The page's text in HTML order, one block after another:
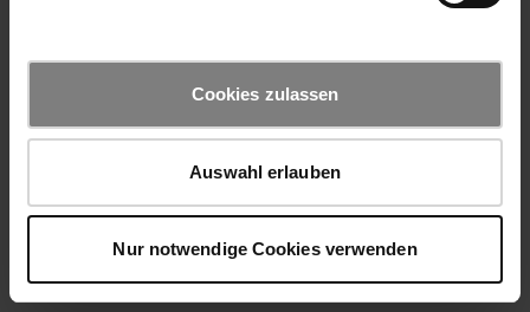
Cookies zulassen
Auswahl erlauben
Nur notwendige Cookies verwenden